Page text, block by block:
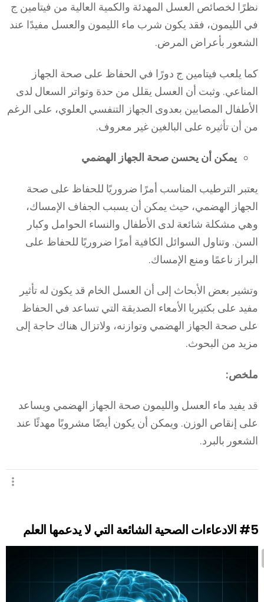
نظرًا لخصائص العسل المهدئة والكمية العالية من فيتامين ج
في الليمون، فقد يكون شرب ماء الليمون والعسل مفيدًا عند
الشعور بأعراض المرض.
كما يلعب فيتامين ج دورًا في الحفاظ على صحة الجهاز
المناعي. وثبت أن العسل يقلل من حدة وتواتر السعال لدى
الأطفال المصابين بعدوى الجهاز التنفسي العلوي، على الرغم
من أن تأثيره على البالغين غير معروف.
يمكن أن يحسن صحة الجهاز الهضمي
يعتبر الترطيب المناسب أمرًا ضروريًا للحفاظ على صحة
الجهاز الهضمي، حيث يمكن أن يسبب الجفاف الإمساك،
وهي مشكلة شائعة لدى الأطفال والنساء الحوامل وكبار
السن. وتناول السوائل الكافية أمرًا ضروريًا للحفاظ على
البراز ناعمًا ومنع الإمساك.
وتشير بعض الأبحاث إلى أن العسل الخام قد يكون له تأثير
مفيد على بكتيريا الأمعاء الصديقة التي تساعد في الحفاظ
على صحة الجهاز الهضمي وتوازنه، ولاتزال هناك حاجة إلى
مزيد من البحوث.
ملخص:
قد يفيد ماء العسل والليمون صحة الجهاز الهضمي ويساعد
على إنقاص الوزن. ويمكن أن يكون أيضًا مشروبًا مهدئًا عند
الشعور بالبرد.
#5 الادعاءات الصحية الشائعة التي لا يدعمها العلم